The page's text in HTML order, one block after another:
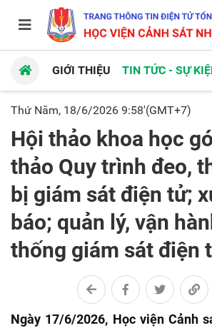
GIỚI THIỆU TIN TỨC - SỰ
Thứ Năm, 18/6/2026 9:58'(GMT+7)
Hội thảo khoa học
thảo Quy trình đeo,
bị giám sát điện tử;
báo; quản lý, vận
thống giám sát điện
Ngày 17/6/2026, Học viện Cảnh